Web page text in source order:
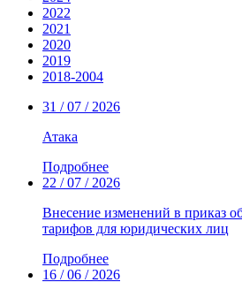
2022
2021
2020
2019
2018-2004
31 / 07 / 2026
Атака
Подробнее
22 / 07 / 2026
Внесение изменений в приказ
тарифов для юридических лиц
Подробнее
16 / 06 / 2026